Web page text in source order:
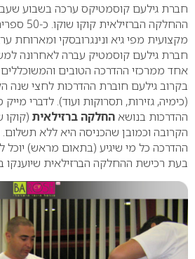
חברת גילעם קוסמטיקס ערכה בשבוע
ההחלקה
מקצועית מפי גיא ונינגרובסקי
חברת גילעם קוסמטיק עברה לאחרונה
אחד ממרכזי ההדרכה הטובים
בקרוב גילעם חוברת ההדרכות לחצי שנה
(כימיה, גזירות, תסרוקות ועוד). לדברי
ההדרכות בנושא החלקה ברזילאית
הקרובה וכמובן שהכניסה היא ללא
ההדרכה כל מי שיגיע (בתאום מראש) יוכל
בעת רכישת ההחלקה הברזילאית שיוענקו